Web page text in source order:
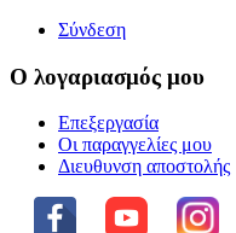
Σύνδεση
Ο λογαριασμός μου
Επεξεργασία
Οι παραγγελίες μου
Διευθυνση αποστολής